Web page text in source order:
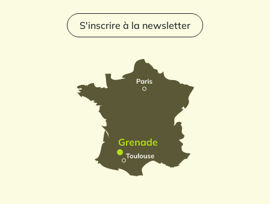
S'inscrire à la newsletter